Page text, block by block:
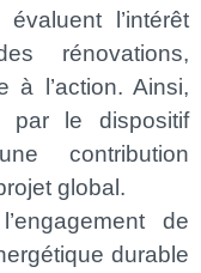
l’intérêt
rénovations,
à l’action. Ainsi,
par le dispositif
contribution
global.
de
durable